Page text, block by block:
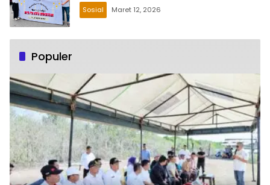
Sosial Maret 12, 2026
Populer